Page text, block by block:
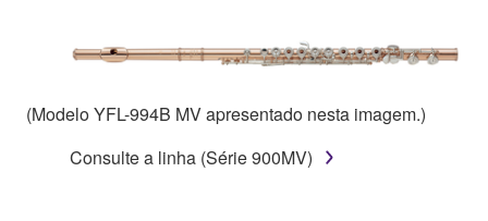
(Modelo YFL-994B MV apresentado nesta imagem.)
Consulte a linha (Série 900MV)